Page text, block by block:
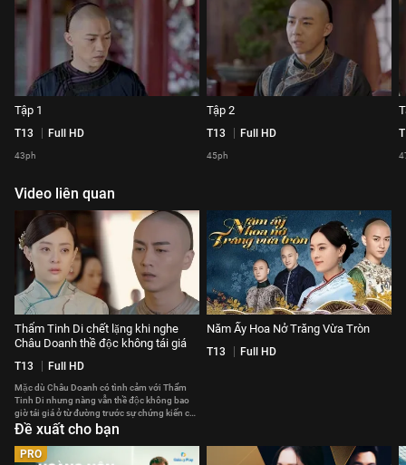
Tập 1
T13 Full HD
43ph
Tập 2
T13 Full HD
45ph
Video liên quan
Thẩm Tinh Di chết lặng khi nghe
Châu Doanh thề độc không tái giá
T13 Full HD
Mặc dù Châu Doanh có tình cảm với Thẩm
Tinh Di nhưng nàng vẫn thề độc không bao
giờ tái giá ở từ đường trước sự chứng kiến của
mọi người.
Năm Ấy Hoa Nở Trăng Vừa Tròn
T13 Full HD
Đề xuất cho bạn
PRO